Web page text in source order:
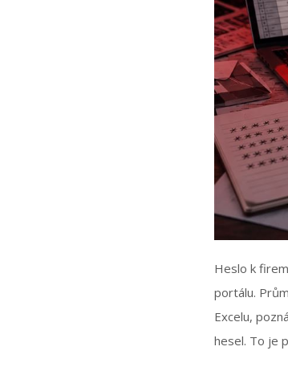
Heslo k
portálu.
Excelu,
hesel. To je